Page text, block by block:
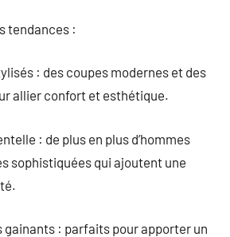
tendances :
: des coupes modernes et des
allier confort et esthétique.
: de plus en plus d’hommes
sophistiquées qui ajoutent une
: parfaits pour apporter un